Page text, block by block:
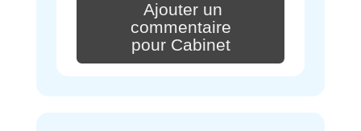
Ajouter un
commentaire
pour Cabinet